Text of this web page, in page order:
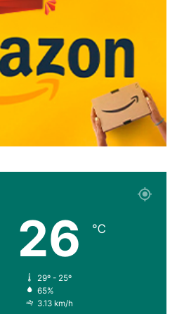
26 ℃
29º - 25º
65%
3.13 km/h